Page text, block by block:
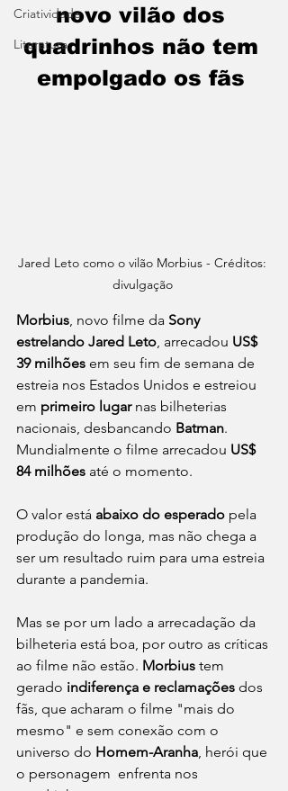
Criatividade
Literatura
novo vilão dos
quadrinhos não tem
empolgado os fãs
Jared Leto como o vilão Morbius - Créditos:
divulgação
Morbius , novo filme da Sony
estrelando Jared Leto , arrecadou US$
39 milhões em seu fim de semana de
estreia nos Estados Unidos e estreiou
em primeiro lugar nas bilheterias
nacionais, desbancando Batman.
Mundialmente o filme arrecadou US$
84 milhões até o momento.
O valor está abaixo do esperado pela
produção do longa, mas não chega a
ser um resultado ruim para uma estreia
durante a pandemia.
Mas se por um lado a arrecadação da
bilheteria está boa, por outro as críticas
ao filme não estão. Morbius tem
gerado indiferença e reclamações dos
fãs, que acharam o filme "mais do
mesmo" e sem conexão com o
universo do Homem-Aranha , herói que
o personagem  enfrenta nos